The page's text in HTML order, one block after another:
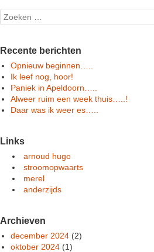
Search
Recente berichten
Opnieuw beginnen…..
Ik leef nog, hoor!
Paniek in Apeldoorn…..
Alweer ruim een week thuis…..!
Daar was ik weer es…..
Links
arnoud hugo
stroomopwaarts
merel
anderzijds
Archieven
december 2024 (2)
oktober 2024 (1)